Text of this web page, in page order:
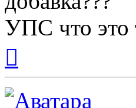
УПС что это
началу